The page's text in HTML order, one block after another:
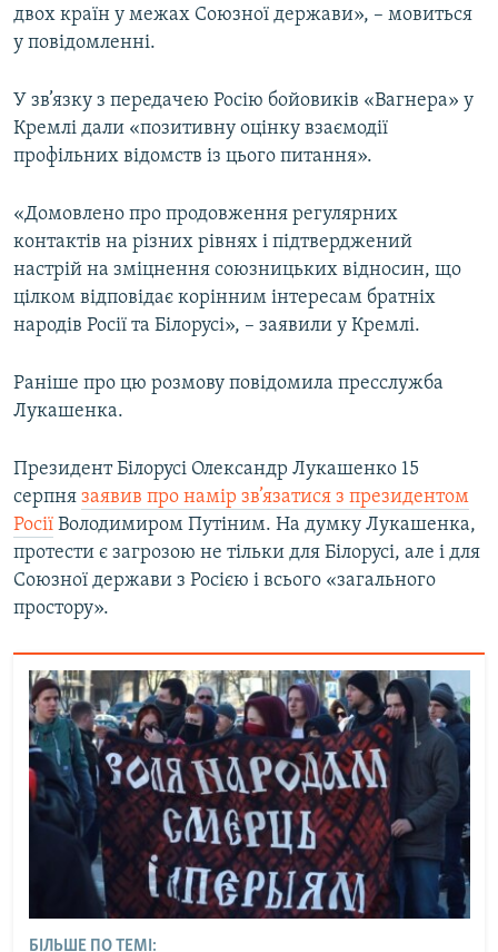
двох країн у межах Союзної держави», – мовиться
у повідомленні.
У зв’язку з передачею Росію бойовиків «Вагнера» у
Кремлі дали «позитивну оцінку взаємодії
профільних відомств із цього питання».
«Домовлено про продовження регулярних
контактів на різних рівнях і підтверджений
настрій на зміцнення союзницьких відносин, що
цілком відповідає корінним інтересам братніх
народів Росії та Білорусі», – заявили у Кремлі.
Раніше про цю розмову повідомила пресслужба
Лукашенка.
Президент Білорусі Олександр Лукашенко 15
серпня заявив про намір зв’язатися з президентом
Росії Володимиром Путіним. На думку Лукашенка,
протести є загрозою не тільки для Білорусі, але і для
Союзної держави з Росією і всього «загального
простору».
БІЛЬШЕ ПО ТЕМІ: